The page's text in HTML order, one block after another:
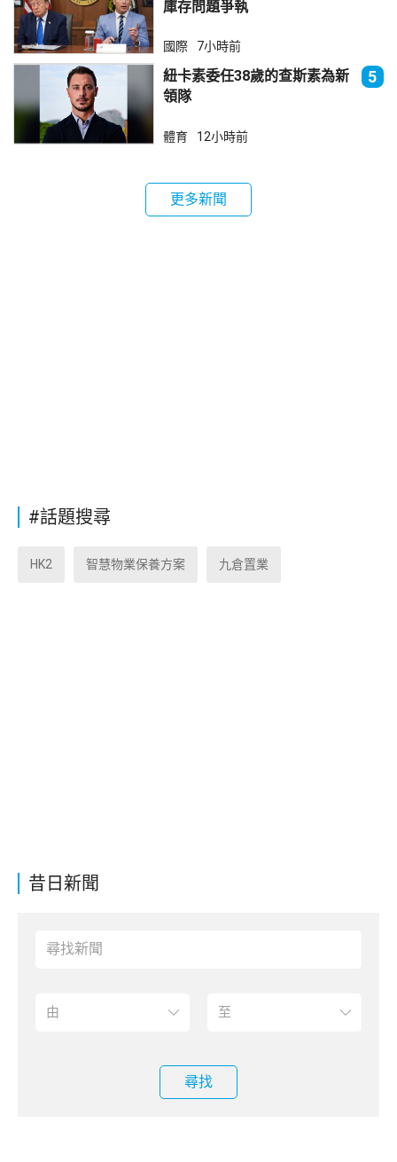
昔日新聞
尋找
庫存問題爭執
國際 7小時前
紐卡素委任38歲的查斯素為新
領隊
5
體育 12小時前
更多新聞
#話題搜尋
HK2 智慧物業保養方案 九倉置業